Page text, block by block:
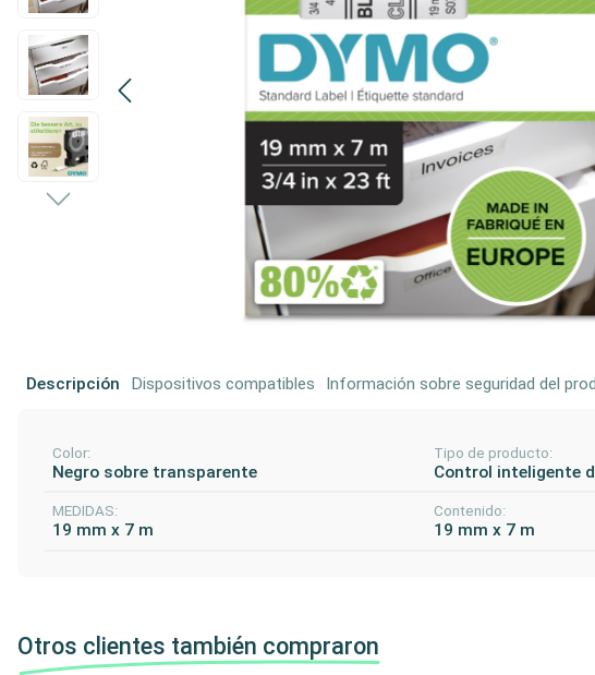
Descripción Dispositivos compatibles Información sobre seguridad del
Color:
Negro sobre transparente
Tipo de producto:
Control inteligente
MEDIDAS:
19 mm x 7 m
Contenido:
19 mm x 7 m
Otros clientes también compraron